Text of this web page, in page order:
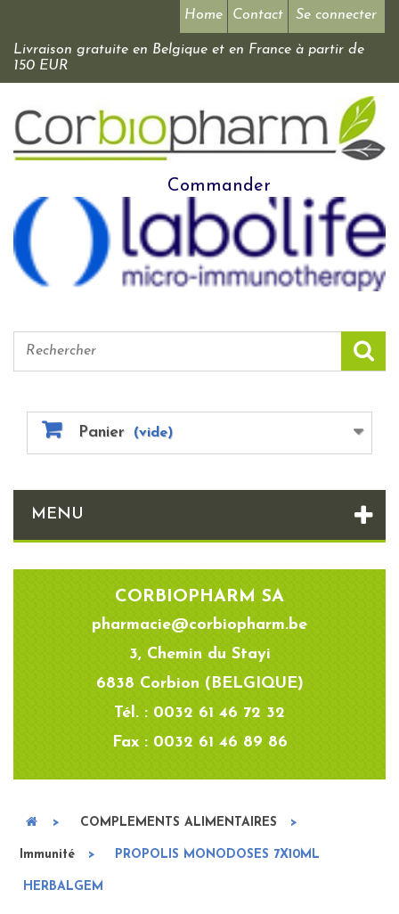
Se connecter
Home Contact
Livraison gratuite en Belgique et en France à partir de
150 EUR
Commander
Panier (vide)
MENU
CORBIOPHARM SA
pharmacie@corbiopharm.be
3, Chemin du Stayi
6838 Corbion (BELGIQUE)
Tél. : 0032 61 46 72 32
Fax : 0032 61 46 89 86
> COMPLEMENTS ALIMENTAIRES >
Immunité > PROPOLIS MONODOSES 7X10ML
HERBALGEM